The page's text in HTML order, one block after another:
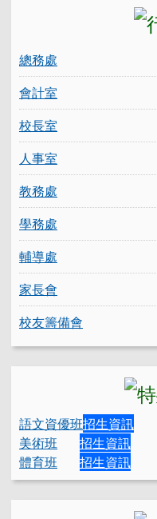
總務處
會計室
校長室
人事室
教務處
學務處
輔導處
家長會
校友籌備會
語文資優班招生資訊
美術班
招生資訊
體育班
招生資訊